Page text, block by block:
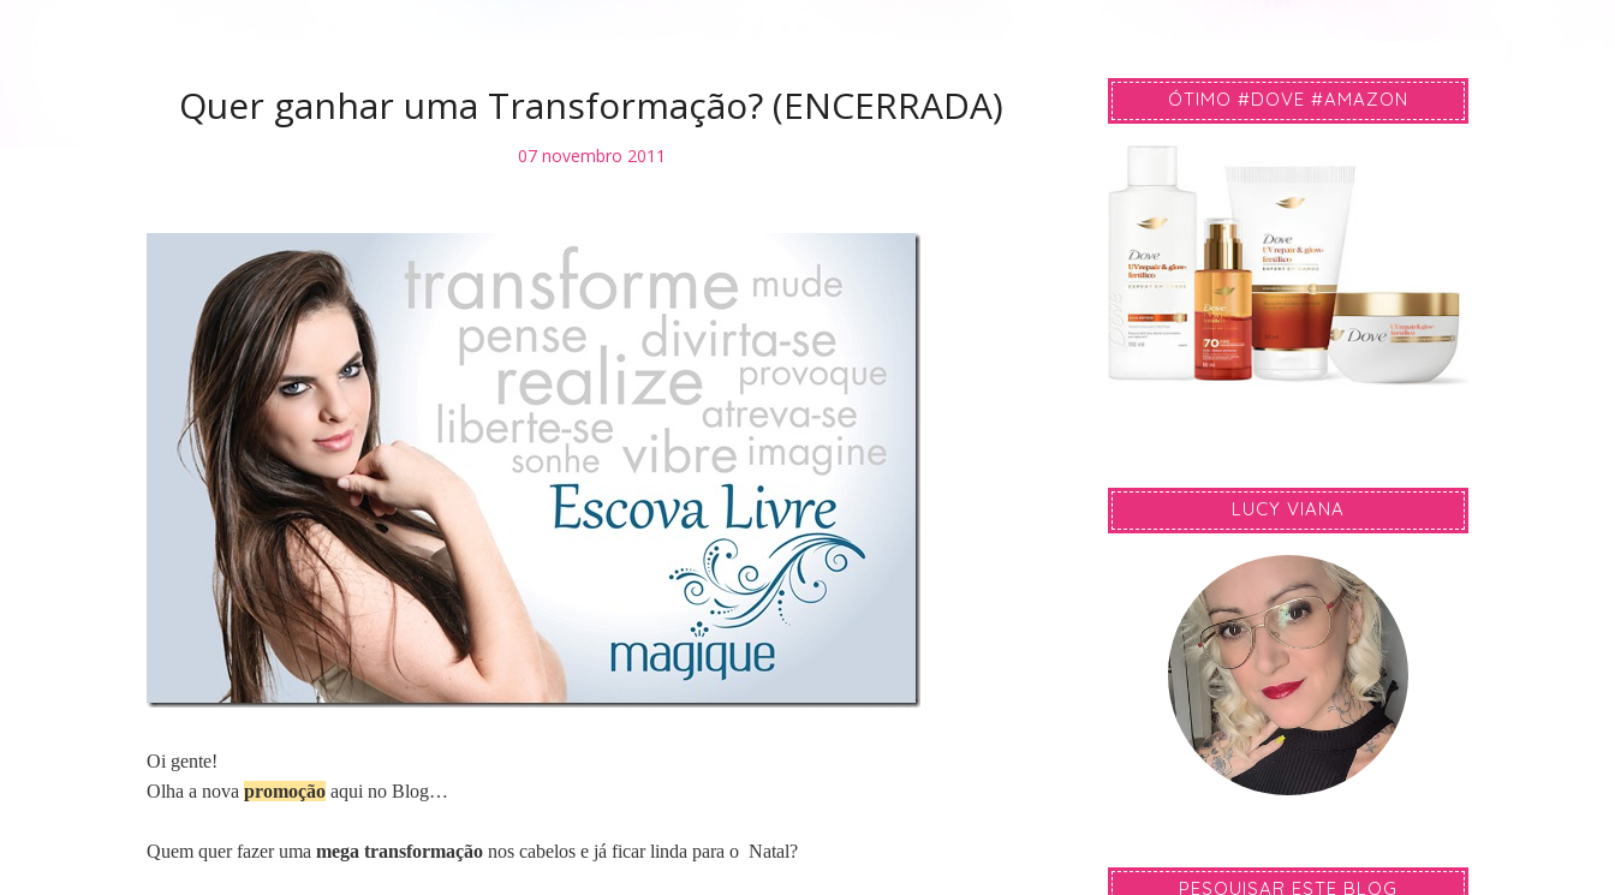
Quer ganhar uma Transformação? (ENCERRADA)
07 novembro 2011
Oi gente!
Olha a nova promoção aqui no Blog…
Quem quer fazer uma mega transformação nos cabelos e já ficar linda para o Natal?
ÓTIMO #DOVE #AMAZON
LUCY VIANA
PESQUISAR ESTE BLOG